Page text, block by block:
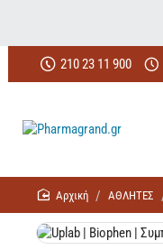
210 23 11 900
homeΑΘΛΗΤΕΣ